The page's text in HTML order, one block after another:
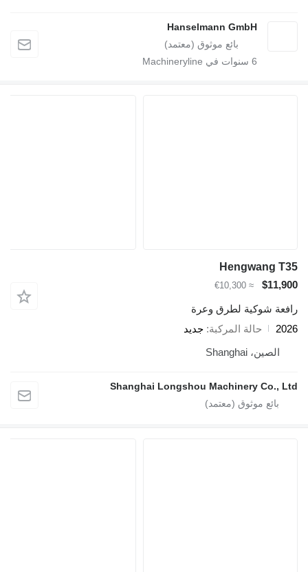
Hanselmann GmbH
6 سنوات في Machineryline
Hengwang T35
$11,900
≈ €10,300
رافعة شوكية لطرق وعرة
2026
حالة المركبة جديد
الصين، Shanghai
Shanghai Longshou Machinery Co., Ltd